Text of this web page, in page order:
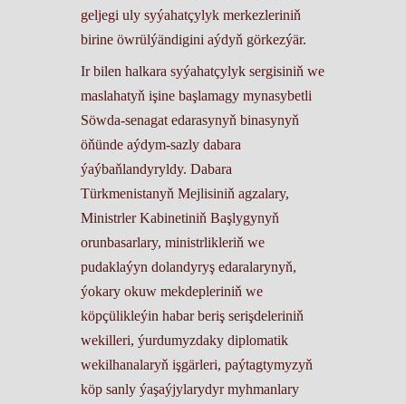
geljegi uly syýahatçylyk merkezleriniň
birine öwrülýändigini aýdyň görkezýär.
Ir bilen halkara syýahatçylyk sergisiniň we
maslahatyň işine başlamagy mynasybetli
Söwda-senagat edarasynyň binasynyň
öňünde aýdym-sazly dabara
ýaýbaňlandyryldy. Dabara
Türkmenistanyň Mejlisiniň agzalary,
Ministrler Kabinetiniň Başlygynyň
orunbasarlary, ministrlikleriň we
pudaklaýyn dolandyryş edaralarynyň,
ýokary okuw mekdepleriniň we
köpçülikleýin habar beriş serişdeleriniň
wekilleri, ýurdumyzdaky diplomatik
wekilhanalaryň işgärleri, paýtagtymyzyň
köp sanly ýaşaýjylarydyr myhmanlary